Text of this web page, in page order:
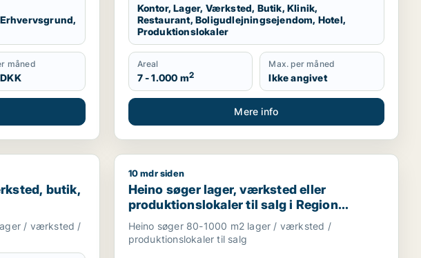
måned
Kontor, Lager, Værksted, Butik, Klinik,
Restaurant, Boligudlejningsejendom, Hotel,
Produktionslokaler
Areal
7 - 1.000 m2
Max. per måned
Ikke angivet
Mere info
butik, klinik, erhvervsgrund, boligudlejningsejendom, hotel,
butik,
til salg i
/ værksted /
Heino søger lager, værksted eller produktionslokaler
10 mdr siden
Heino søger lager, værksted eller
produktionslokaler til salg i Region
Sjælland
Heino søger 80-1000 m2 lager / værksted /
produktionslokaler til salg